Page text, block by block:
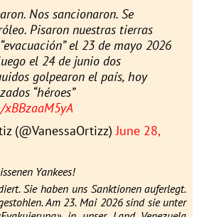
Nos sancionaron. Se
Pisaron nuestras tierras
el 23 de mayo 2026
el 24 de junio dos
golpearon el país, hoy
“héroes”
(@VanessaOrtizz)June 28,
Yankees!
Sie haben uns Sanktionen auferlegt.
Am 23. Mai 2026 sind sie unter